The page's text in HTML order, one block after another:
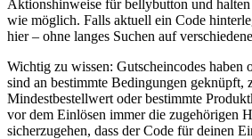
Aktionshinweise für bellybutton und halten
wie möglich. Falls aktuell ein Code
hier – ohne langes Suchen auf
Wichtig zu wissen: Gutscheincodes haben
sind an bestimmte Bedingungen geknüpft,
Mindestbestellwert oder bestimmte
vor dem Einlösen immer die zugehörigen
sicherzugehen, dass der Code für deinen